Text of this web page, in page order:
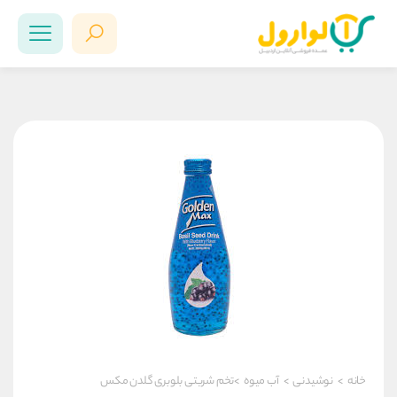
خانه > نوشیدنی > آب ميوه >تخم شربتی بلوبری گلدن مکس